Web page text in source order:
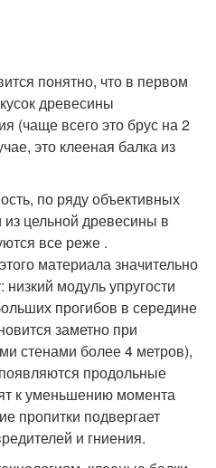
понятно, что в первом
древесины
(чаще всего это брус на 2
это клееная балка из
по ряду объективных
цельной древесины в
все реже .
материала значительно
модуль упругости
прогибов в середине
заметно при
стенами более 4 метров),
продольные
к уменьшению момента
пропитки подвергает
и гниения.